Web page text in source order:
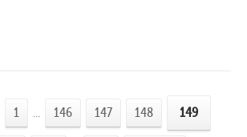
1 ... 146 147 148 149